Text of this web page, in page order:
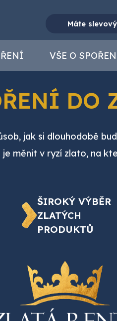
Máte
VŠE O
DO
jak si dlouhodobě
měnit v ryzí zlato, na
ŠIROKÝ VÝBĚR
ZLATÝCH
PRODUKTŮ